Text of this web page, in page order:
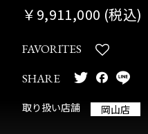
￥9,911,000 (税込)
FAVORITES
SHARE
取り扱い店舗 岡山店